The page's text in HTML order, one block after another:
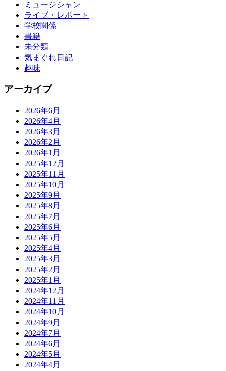
ミュージシャン
ライブ・レポート
学校関係
書籍
未分類
気まぐれ日記
趣味
アーカイブ
2026年6月
2026年4月
2026年3月
2026年2月
2026年1月
2025年12月
2025年11月
2025年10月
2025年9月
2025年8月
2025年7月
2025年6月
2025年5月
2025年4月
2025年3月
2025年2月
2025年1月
2024年12月
2024年11月
2024年10月
2024年9月
2024年7月
2024年6月
2024年5月
2024年4月